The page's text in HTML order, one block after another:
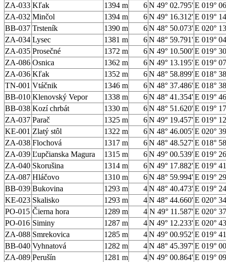
ZA-033 Kľak 1394 m 6N 49° 02.795'E 019°
ZA-032 Minčol 1394 m 6N 49° 16.312'E 019°
BB-037 Trsteník 1390 m 6N 48° 50.073'E 020°
ZA-034 Lysec 1381 m 6N 48° 59.791'E 019°
ZA-035 Prosečné 1372 m 6N 49° 10.500'E 019°
ZA-086 Osnica 1362 m 6N 49° 13.195'E 019°
ZA-036 Kľak 1352 m 6N 48° 58.899'E 018°
TN-001 Vtáčnik 1346 m 6N 48° 37.486'E 018°
BB-010 Klenovský Vepor 1338 m 6N 48° 41.354'E 019°
BB-038 Kozí chrbát 1330 m 6N 48° 51.620'E 019°
ZA-037 Parač 1325 m 6N 49° 19.457'E 019°
KE-001 Zlatý stôl 1322 m 6N 48° 46.005'E 020°
ZA-038 Flochová 1317 m 6N 48° 48.527'E 018°
ZA-039 Ľupčianska Magura 1315 m 6N 49° 00.539'E 019°
ZA-040 Skorušina 1314 m 6N 49° 17.882'E 019°
ZA-087 Hláčovo 1310 m 6N 48° 59.994'E 019°
BB-039 Bukovina 1293 m 4N 48° 40.473'E 019°
KE-023 Skalisko 1293 m 4N 48° 44.660'E 020°
PO-015 Čierna hora 1289 m 4 N 49° 11.587'E 020°
PO-016 Siminy 1287 m 4N 49° 12.233'E 020°
ZA-088 Smrekovica 1285 m 4N 49° 00.952'E 019°
BB-040 Vyhnatová 1282 m 4N 48° 45.397'E 019°
ZA-089 Perušín 1281 m 4N 49° 00.864'E 019°